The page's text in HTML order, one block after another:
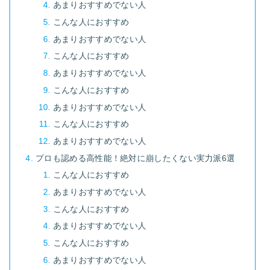
あまりおすすめでない人
こんな人におすすめ
あまりおすすめでない人
こんな人におすすめ
あまりおすすめでない人
こんな人におすすめ
あまりおすすめでない人
こんな人におすすめ
あまりおすすめでない人
プロも認める高性能！絶対に崩したくない実力派6選
こんな人におすすめ
あまりおすすめでない人
こんな人におすすめ
あまりおすすめでない人
こんな人におすすめ
あまりおすすめでない人